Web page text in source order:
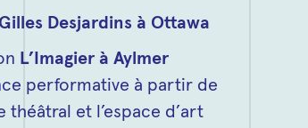
Desjardins à Ottawa
L’Imagier à Aylmer
performative à partir de
théâtral et l’espace d’art